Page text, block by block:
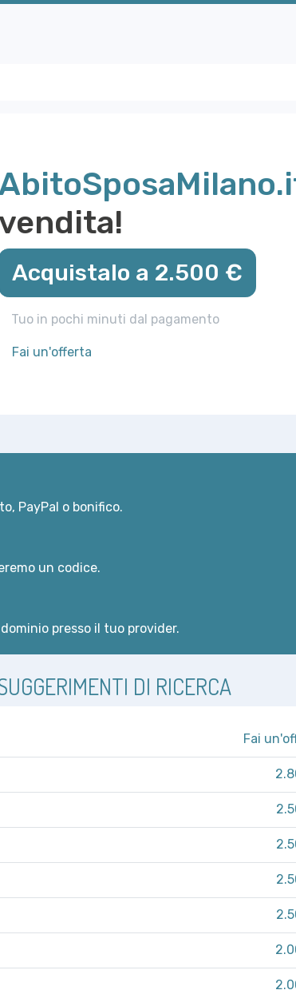
vendita!
Acquistalo a 2.500 €
Tuo in pochi minuti dal pagamento
Fai un'offerta
PayPal o bonifico.
un codice.
presso il tuo provider.
DI RICERCA
Fai